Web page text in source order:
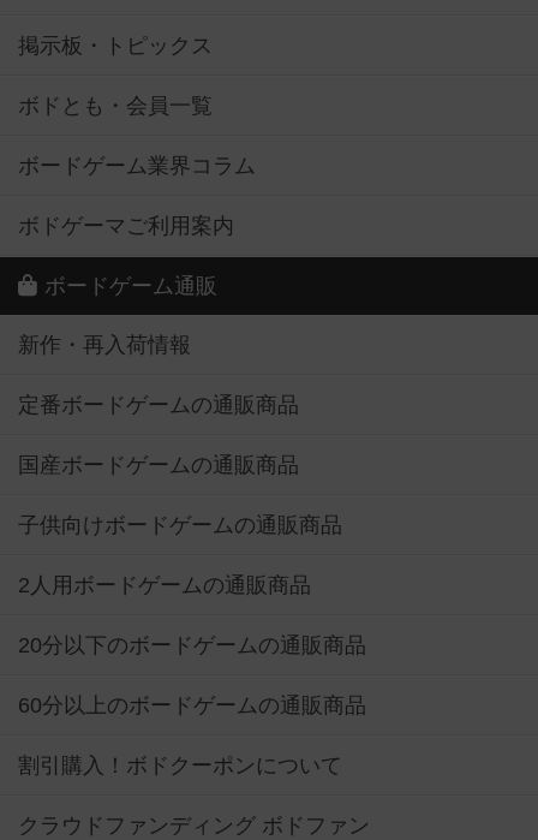
掲示板・トピックス
ボドとも・会員一覧
ボードゲーム業界コラム
ボドゲーマご利用案内
ボードゲーム通販
新作・再入荷情報
定番ボードゲームの通販商品
国産ボードゲームの通販商品
子供向けボードゲームの通販商品
2人用ボードゲームの通販商品
20分以下のボードゲームの通販商品
60分以上のボードゲームの通販商品
割引購入！ボドクーポンについて
クラウドファンディング ボドファン